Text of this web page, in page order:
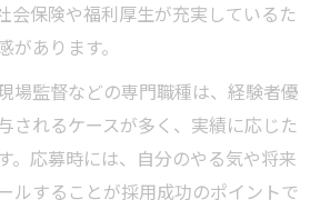
会保険や福利厚生が充実しているた
あります。
場監督などの専門職種は、経験者優
されるケースが多く、実績に応じた
。応募時には、自分のやる気や将来